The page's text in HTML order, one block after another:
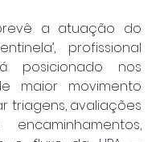
a atuação do
profissional
posicionado nos
maior movimento
triagens, avaliações